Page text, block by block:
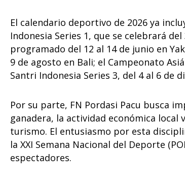
El calendario deportivo de 2026 ya
Indonesia Series 1, que se celebrará
programado del 12 al 14 de junio en
9 de agosto en Bali; el Campeonato
Santri Indonesia Series 3, del 4 al 6 de
Por su parte, FN Pordasi Pacu busca
ganadera, la actividad económica local
turismo. El entusiasmo por esta
la XXI Semana Nacional del Deporte
espectadores.